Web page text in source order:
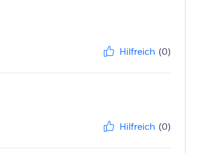
Hilfreich (0)
Hilfreich (0)